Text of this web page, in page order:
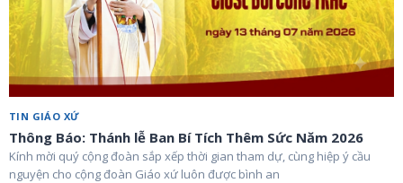
TIN GIÁO XỨ
Thông Báo: Thánh lễ Ban Bí Tích Thêm Sức Năm 2026
Kính mời quý cộng đoàn sắp xếp thời gian tham dự, cùng hiệp ý cầu
nguyện cho cộng đoàn Giáo xứ luôn được bình an